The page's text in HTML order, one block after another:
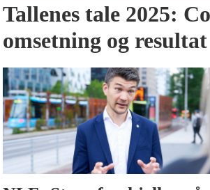
Tallenes tale 2025:
omsetning og resultat